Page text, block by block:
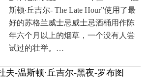
斯顿‧丘吉尔- The Late Hour”使用了最
好的苏格兰威士忌威士忌酒桶用作陈
年六个月以上的烟草，一个没有人尝
试过的壮举。…
夫-温斯顿·丘吉尔-黑夜-罗布图